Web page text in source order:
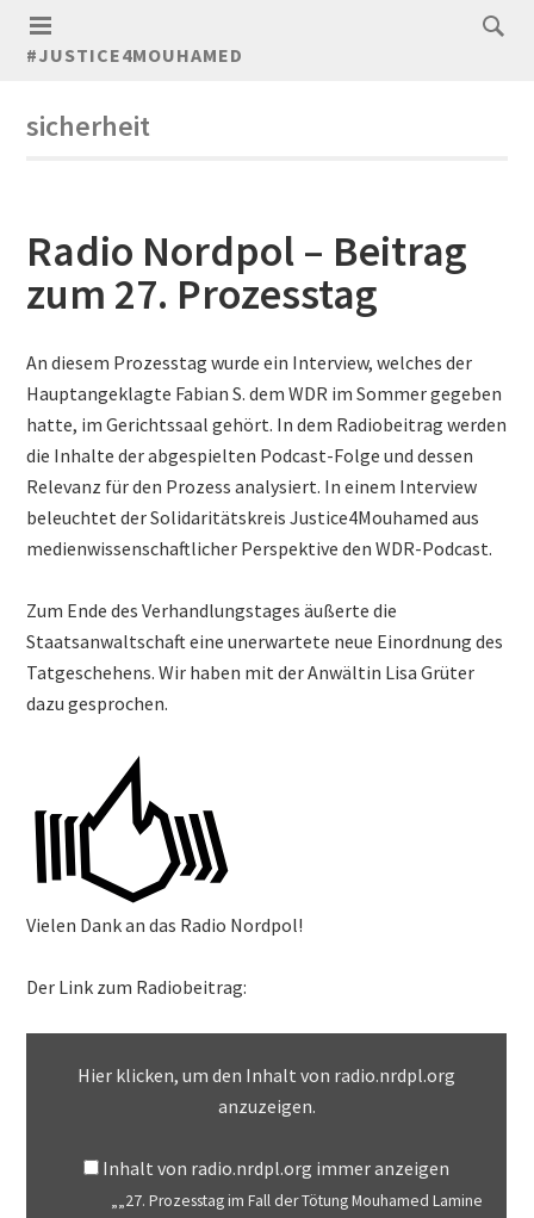
#JUSTICE4MOUHAMED
sicherheit
Radio Nordpol – Beitrag
zum 27. Prozesstag
An diesem Prozesstag wurde ein Interview, welches der
Hauptangeklagte Fabian S. dem WDR im Sommer gegeben
hatte, im Gerichtssaal gehört. In dem Radiobeitrag werden
die Inhalte der abgespielten Podcast-Folge und dessen
Relevanz für den Prozess analysiert. In einem Interview
beleuchtet der Solidaritätskreis Justice4Mouhamed aus
medienwissenschaftlicher Perspektive den WDR-Podcast.
Zum Ende des Verhandlungstages äußerte die
Staatsanwaltschaft eine unerwartete neue Einordnung des
Tatgeschehens. Wir haben mit der Anwältin Lisa Grüter
dazu gesprochen.
Vielen Dank an das Radio Nordpol!
Der Link zum Radiobeitrag:
Hier klicken, um den Inhalt von radio.nrdpl.org
anzuzeigen.
Inhalt von radio.nrdpl.org immer anzeigen
„„27. Prozesstag im Fall der Tötung Mouhamed Lamine